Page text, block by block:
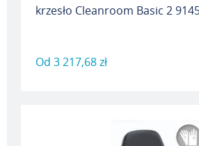
krzesło Cleanroom Basic 2
Od 3 217,68 zł